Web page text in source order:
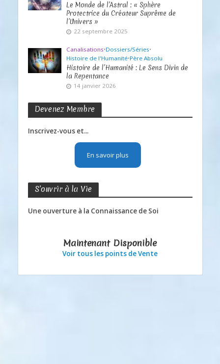
Le Monde de l’Astral : « Sphère
Protectrice du Créateur Suprême de
l’Univers »
22 septembre 2025
Canalisations•Dossiers/Séries•
Histoire de l'Humanité•Père Absolu
Histoire de l’Humanité : Le Sens Divin de
la Repentance
14 janvier 2026
Devenez Membre
Inscrivez-vous et...
En savoir plus
S’ouvrir à la Vie
Une ouverture à la Connaissance de Soi
Maintenant Disponible
Voir tous les points de Vente